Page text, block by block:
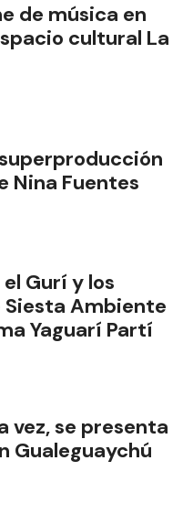
de música en
cultural La
Nina Fuentes
Gurí y los
Ambiente
Yaguarí Partí
vez, se presenta
Gualeguaychú